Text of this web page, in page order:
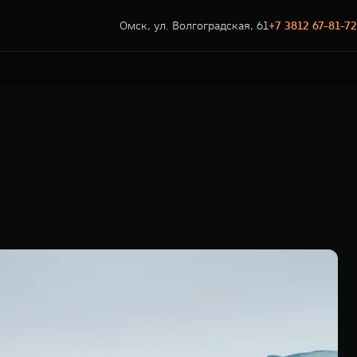
Омск, ул. Волгоградская, 61+7 3812 67-81-72